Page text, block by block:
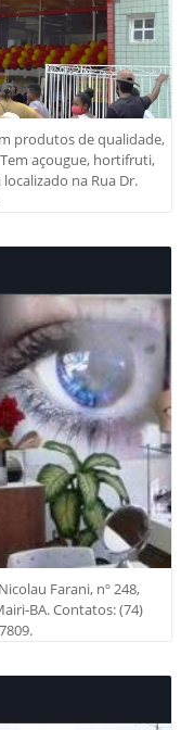
produtos de qualidade,
açougue, hortifruti,
na Rua Dr.
Farani, nº 248,
BA. Contatos: (74)